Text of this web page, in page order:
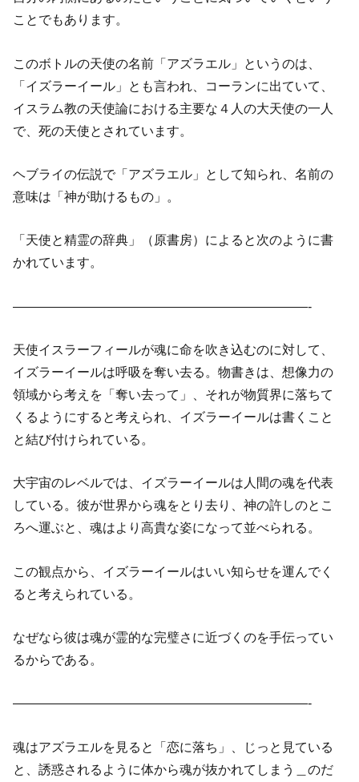
ことでもあります。
このボトルの天使の名前「アズラエル」というのは、
「イズラーイール」とも言われ、コーランに出ていて、
イスラム教の天使論における主要な４人の大天使の一人
で、死の天使とされています。
ヘブライの伝説で「アズラエル」として知られ、名前の
意味は「神が助けるもの」。
「天使と精霊の辞典」（原書房）によると次のように書
かれています。
———————————————————————-
天使イスラーフィールが魂に命を吹き込むのに対して、
イズラーイールは呼吸を奪い去る。物書きは、想像力の
領域から考えを「奪い去って」、それが物質界に落ちて
くるようにすると考えられ、イズラーイールは書くこと
と結び付けられている。
大宇宙のレベルでは、イズラーイールは人間の魂を代表
している。彼が世界から魂をとり去り、神の許しのとこ
ろへ運ぶと、魂はより高貴な姿になって並べられる。
この観点から、イズラーイールはいい知らせを運んでく
ると考えられている。
なぜなら彼は魂が霊的な完璧さに近づくのを手伝ってい
るからである。
———————————————————————-
魂はアズラエルを見ると「恋に落ち」、じっと見ている
と、誘惑されるように体から魂が抜かれてしまう＿のだ